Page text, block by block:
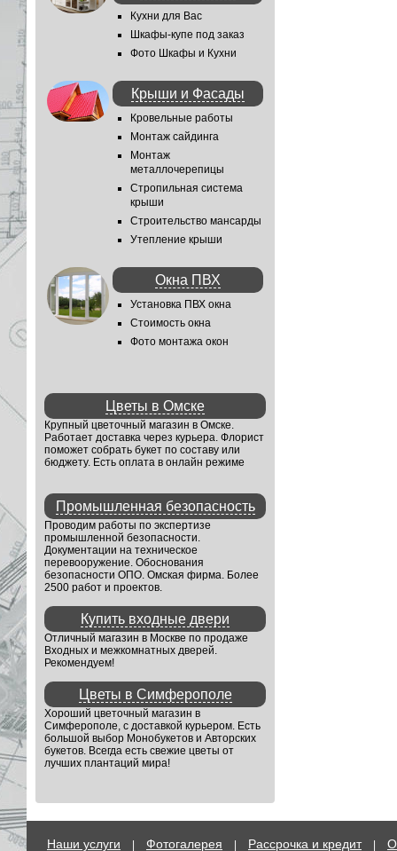
Кухни для Вас
Шкафы-купе под заказ
Фото Шкафы и Кухни
Крыши и Фасады
Кровельные работы
Монтаж сайдинга
Монтаж
металлочерепицы
Стропильная система
крыши
Строительство мансарды
Утепление крыши
Окна ПВХ
Установка ПВХ окна
Стоимость окна
Фото монтажа окон
Цветы в Омске
Крупный цветочный магазин в Омске.
Работает доставка через курьера. Флорист
поможет собрать букет по составу или
бюджету. Есть оплата в онлайн режиме
Промышленная безопасность
Проводим работы по экспертизе
промышленной безопасности.
Документации на техническое
перевооружение. Обоснования
безопасности ОПО. Омская фирма. Более
2500 работ и проектов.
Купить входные двери
Отличный магазин в Москве по продаже
Входных и межкомнатных дверей.
Рекомендуем!
Цветы в Симферополе
Хороший цветочный магазин в
Симферополе, с доставкой курьером. Есть
большой выбор Монобукетов и Авторских
букетов. Всегда есть свежие цветы от
лучших плантаций мира!
Наши услуги Фотогалерея Рассрочка и кредит